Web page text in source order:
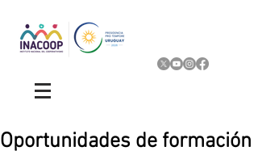
Oportunidades de formación